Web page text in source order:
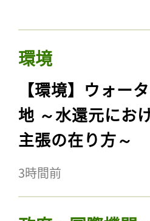
環境
【環境】ウォー
地 ～水還元にお
主張の在り方～
3時間前